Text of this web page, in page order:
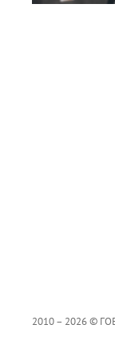
2010 – 2026 ©